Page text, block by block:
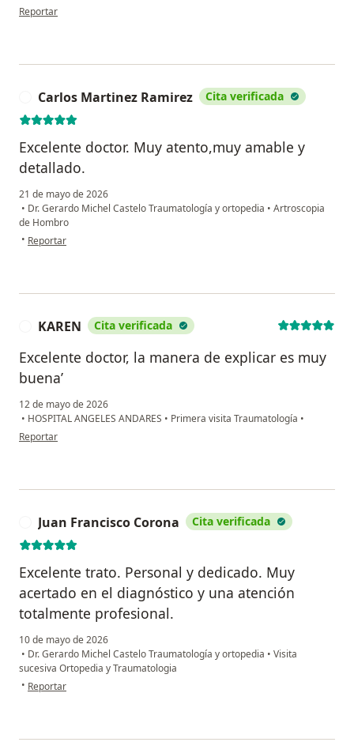
en opinión del usuario MRR
Reportar
Carlos Martinez Ramirez Cita verificada
Excelente doctor. Muy atento,muy amable y
detallado.
21 de mayo de 2026
• Dr. Gerardo Michel Castelo Traumatología y ortopedia • Artroscopia
de Hombro
• en opinión del usuario Carlos Martinez Ramirez
Reportar
KAREN Cita verificada
Excelente doctor, la manera de explicar es muy
buena’
12 de mayo de 2026
• HOSPITAL ANGELES ANDARES • Primera visita Traumatología •
en opinión del usuario KAREN
Reportar
Juan Francisco Corona Cita verificada
Excelente trato. Personal y dedicado. Muy
acertado en el diagnóstico y una atención
totalmente profesional.
10 de mayo de 2026
• Dr. Gerardo Michel Castelo Traumatología y ortopedia • Visita
sucesiva Ortopedia y Traumatologia
• en opinión del usuario Juan Francisco Corona
Reportar